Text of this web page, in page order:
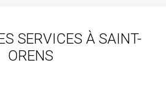
SERVICES À SAINT-
ORENS